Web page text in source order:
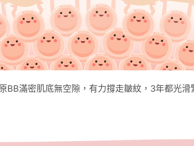
BB滿密肌底無空隙，有力撐走皺紋，3年都光滑